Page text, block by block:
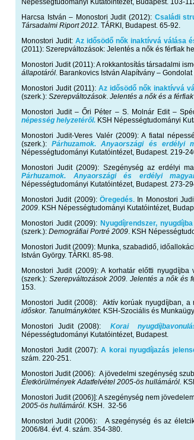
Népességtudományi Kutatóintézet, Budapest. 103-
Harcsa István – Monostori Judit (2012): Családi
Társadalmi Riport 2012. TÁRKI, Budapest. 65-92.
Monostori Judit: Az idősödő nők inaktívvá válása
(2011): Szerepváltozások: Jelentés a nők és férfiak
Monostori Judit (2011): A rokkantosítás társadalmi
állapotáról. Barankovics István Alapítvány –
Monostori Judit (2011):Az idősödő nők inaktívvá
(szerk.): Szerepváltozások. Jelentés a nők és a
Monostori Judit – Őri Péter – S. Molnár Edit –
népesség helyzetéről. KSH Népességtudományi
Monostori Judit-Veres Valér (2009): A fiatal
(szerk.):Párhuzamok. Anyaországi és erdélyi
Népességtudományi Kutatóintézet, Budapest. 219-
Monostori Judit (2009): Szegénység az erdélyi
Párhuzamok. Anyaországi és erdélyi
Népességtudományi Kutatóintézet, Budapest. 273-
Monostori Judit (2009): Öregedés. In Monostori
2009. KSH Népességtudományi Kutatóintézet,
Monostori Judit (2009): Nyugdíjrendszer,
(szerk.): Demográfiai Portré 2009. KSH
Monostori Judit (2009): Munka, szabadidő,
István György. TÁRKI. 85-98.
Monostori Judit (2009): A korhatár előtti
(szerk.): Szerepváltozások 2009. Jelentés a nők és
153.
Monostori Judit (2008): Aktív korúak nyugdíjban,
időskor. Tanulmánykötet. KSH-Szociális és
Monostori Judit (2008): Korai
Népességtudományi Kutatóintézet, Budapest.
Monostori Judit (2007): A korai nyugdíjazás
szám. 220-251.
Monostori Judit (2006): A jövedelmi szegénység
Életkörülmények Adatfelvétel 2005-ös hullámáról.
Monostori Judit (2006)]: A szegénység nem
2005-ös hullámáról. KSH. 32-56
Monostori Judit (2006): A szegénység és az
2006/84. évf. 4. szám. 354-380.